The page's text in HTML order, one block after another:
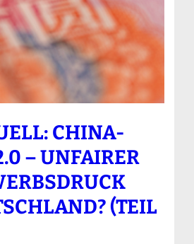
CHINA-
– UNFAIRER
(TEIL